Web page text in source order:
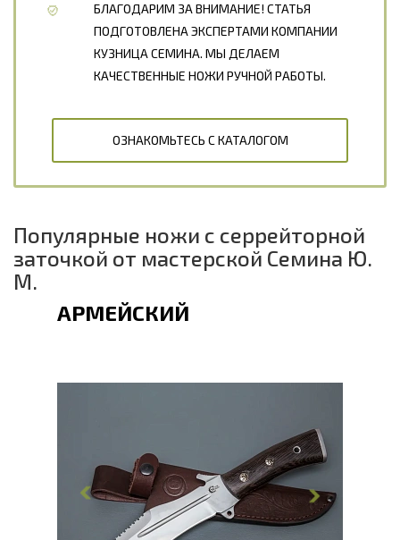
БЛАГОДАРИМ ЗА ВНИМАНИЕ! СТАТЬЯ
ПОДГОТОВЛЕНА ЭКСПЕРТАМИ КОМПАНИИ
КУЗНИЦА СЕМИНА. МЫ ДЕЛАЕМ
КАЧЕСТВЕННЫЕ НОЖИ РУЧНОЙ РАБОТЫ.
ОЗНАКОМЬТЕСЬ С КАТАЛОГОМ
Популярные ножи с серрейторной
заточкой от мастерской Семина Ю.
М.
АРМЕЙСКИЙ
303.2
Длина клинка, мм
178
Ширина клинка, мм
41,0/59,3
Толщина обуха, мм
Ширина рукояти, мм
30.6
Длина рукояти, мм
125.2